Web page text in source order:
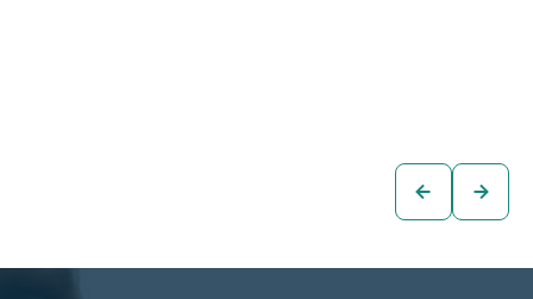
zum
Fahrzeug